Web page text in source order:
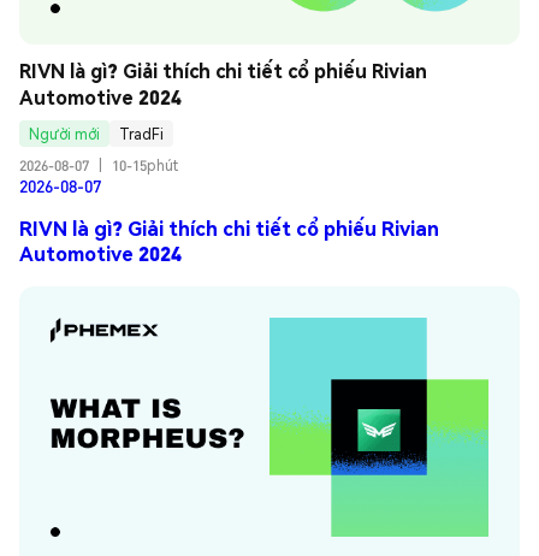
RIVN là gì? Giải thích chi tiết cổ phiếu Rivian
Automotive 2024
Người mới
TradFi
2026-08-07
10-15phút
2026-08-07
RIVN là gì? Giải thích chi tiết cổ phiếu Rivian
Automotive 2024